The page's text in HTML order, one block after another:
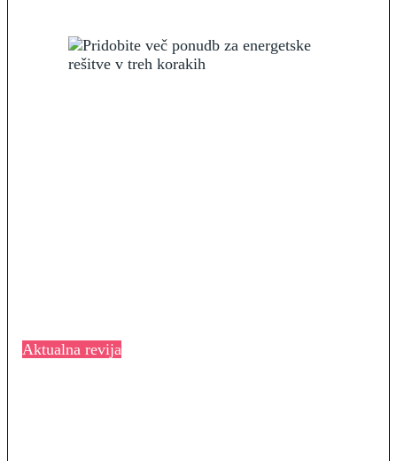
Aktualna revija